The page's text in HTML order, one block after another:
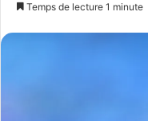
Temps de lecture 1 minute